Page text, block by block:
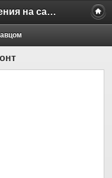
Бесплатные объявления на сайте MILAMO.ru